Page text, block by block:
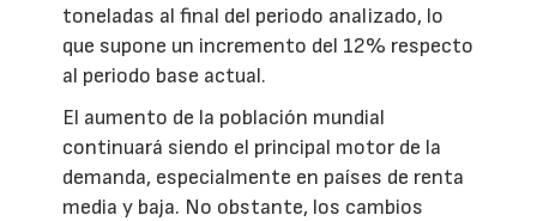
toneladas al final del periodo analizado, lo
que supone un incremento del 12% respecto
al periodo base actual.
El aumento de la población mundial
continuará siendo el principal motor de la
demanda, especialmente en países de renta
media y baja. No obstante, los cambios